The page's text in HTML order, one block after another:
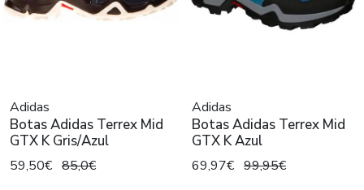
Adidas
Botas Adidas Terrex Mid
GTX K Gris/Azul
59,50€ 85,0€
Adidas
Botas Adidas Terrex Mid
GTX K Azul
69,97€ 99,95€